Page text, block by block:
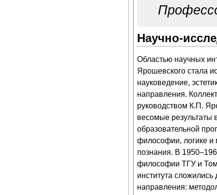
Научно-
Областью научных
Ярошевского стала
науковедение,
направления.
руководством К.П.
весомые результаты
образовательной
философии, логике и
познания. В
философии ТГУ и
института
направления: